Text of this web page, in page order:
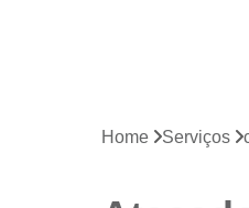
Home Serviços